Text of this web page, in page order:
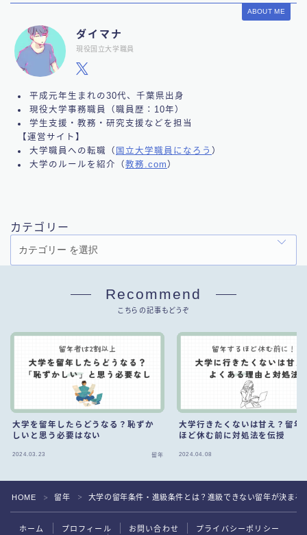
ABOUT ME
ダイマナ
現役国立大学職員
平成元年生まれの30代、千葉県出身
現役大学事務職員（職員歴：10年）
学生支援・教務・研究支援などを担当
【運営サイト】
大学職員への転職（ 国立大学職員になろう ）
大学のルールを紹介（教務.com ）
カテゴリー
Recommend
こちらの記事もどうぞ
大学を留年したらどうなる？恥ずか
しいと思う必要はない
2024.03.23 留年
大学行きたくないは甘え？留年
ほど休む前に対処法を伝授
2024.04.08
HOME ＞ 留年 ＞ 大学の留年条件・進級条件とは？進級できない留年が決まる
ホーム プロフィール お問い合わせ プライバシーポリシー